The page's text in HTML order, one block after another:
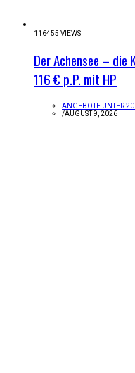
116455 VIEWS
Der Achensee – die
116 € p.P. mit HP
ANGEBOTE UNTER
/AUGUST 9, 2026